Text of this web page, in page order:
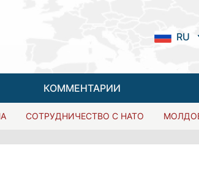
RU
КОММЕНТАРИИ
СОТРУДНИЧЕСТВО С НАТО